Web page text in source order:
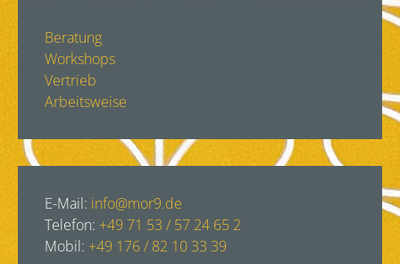
Beratung
Workshops
Vertrieb
Arbeitsweise
E-Mail: info@mor9.de
Telefon: +49 71 53 / 57 24 65 2
Mobil: +49 176 / 82 10 33 39